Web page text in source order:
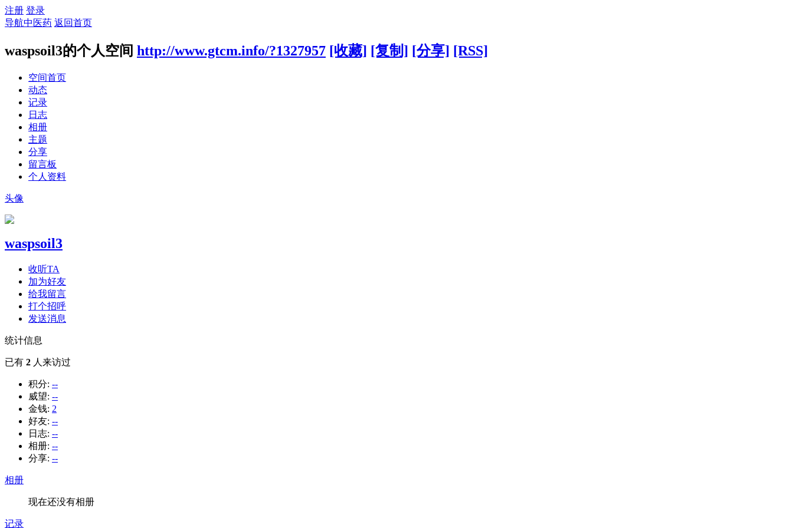
注册 登录
导航中医药 返回首页
waspsoil3的个人空间 http://www.gtcm.info/?1327957 [收藏] [复制] [分享] [RSS]
空间首页
动态
记录
日志
相册
主题
分享
留言板
个人资料
头像
waspsoil3
收听TA
加为好友
给我留言
打个招呼
发送消息
统计信息
已有 2 人来访过
积分: --
威望: --
金钱: 2
好友: --
日志: --
相册: --
分享: --
相册
现在还没有相册
记录